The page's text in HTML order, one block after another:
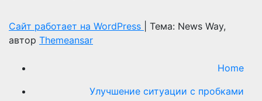
Сайт работает на WordPress
Тема: News Way,
автор Themeansar
Home
Улучшение ситуации с пробками